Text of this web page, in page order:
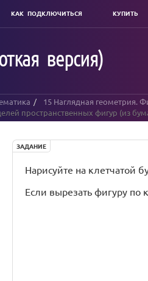
КАК ПОДКЛЮЧИТЬСЯ КУПИТЬ
версия)
15 Наглядная геометрия.
пространственных фигур (из
ЗАДАНИЕ
Нарисуйте на клетчатой
Если вырезать фигуру